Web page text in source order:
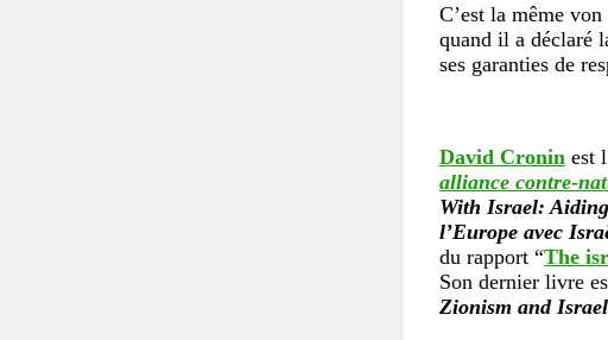
C’est la même
quand il a déclaré
ses garanties de
David Cronin est
alliance contre-
With Israel:
l’Europe avec
du rapport “The
Son dernier livre
Zionism and Israel